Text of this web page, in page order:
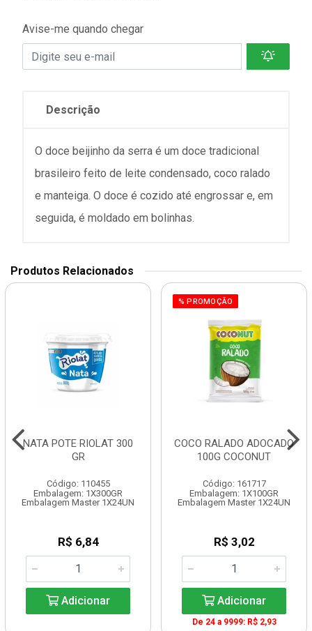
Avise-me quando chegar
Descrição
O doce beijinho da serra é um doce tradicional
brasileiro feito de leite condensado, coco ralado
e manteiga. O doce é cozido até engrossar e, em
seguida, é moldado em bolinhas.
Produtos Relacionados
NATA POTE RIOLAT 300
GR
Código: 110455
Embalagem: 1X300GR
Embalagem Master 1X24UN
R$ 6,84
Adicionar
% PROMOÇÃO
COCO RALADO ADOCADO
100G COCONUT
Código: 161717
Embalagem: 1X100GR
Embalagem Master 1X24UN
R$ 3,02
Adicionar
De 24 a 9999: R$ 2,93